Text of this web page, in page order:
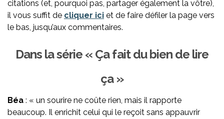
citations (et, pourquoi pas, partager également la vôtre),
il vous suffit de cliquer ici et de faire défiler la page vers
le bas, jusqu’aux commentaires.
Dans la série « Ça fait du bien de lire
ça »
Béa : « un sourire ne coûte rien, mais il rapporte
beaucoup. Il enrichit celui qui le reçoit sans appauvrir